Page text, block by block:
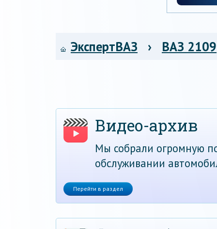
ЭкспертВАЗ › ВАЗ 2109
Видео-архив
Мы собрали огромную
обслуживании
Перейти в раздел